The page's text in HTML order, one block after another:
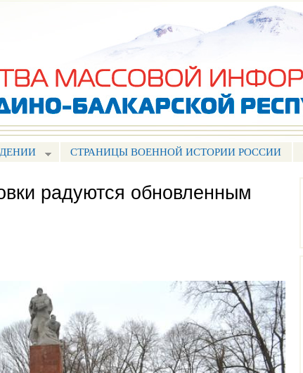
СТРАНИЦЫ ВОЕННОЙ ИСТОРИИ РОССИИ
радуются обновленным